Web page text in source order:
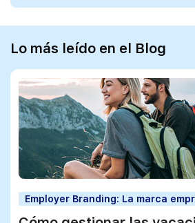
Lo más leído en el Blog
Employer Branding: La marca